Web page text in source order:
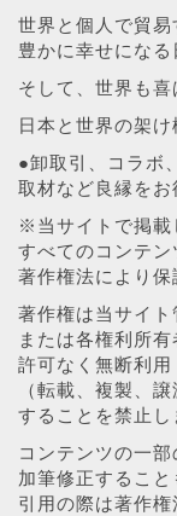
世界と個人で貿易
豊かに幸せにな
そして、世界も喜
日本と世界の架
●卸取引、コラボ
取材など良縁をお
※当サイトで掲載
すべてのコンテン
著作権法により保
著作権は当サイト
または各権利所有
許可なく無断利用
（転載、複製、
することを禁止し
コンテンツの一部
加筆修正すること
引用の際は著作権